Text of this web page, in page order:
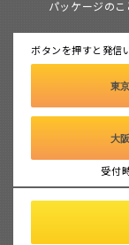
パッケージのこ
ボタンを押すと発信
東京
大阪
受付